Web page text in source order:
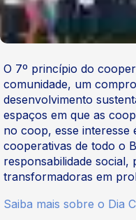
O 7º princípio do
comunidade, um
desenvolvimento
espaços em que as
no coop, esse interesse
cooperativas de todo o
responsabilidade social,
transformadoras em
Saiba mais sobre o Dia C